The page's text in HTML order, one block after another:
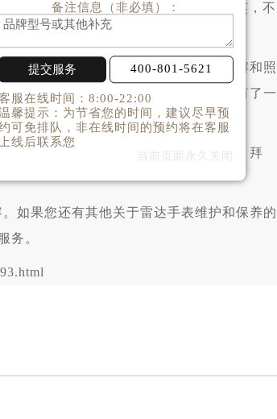
啊，它有自己的想法。”哈哈，开个玩笑，不
时候就需要专业人员来诊断了。
但也给了我们一个机会去更好地了解和照
信赖的手表陪伴左右，那感觉就跟拥有了一
一样，永远保持精准。咱们下次见，拜
如果您还有其他关于雷达手表维护和保养的
务。
备注信息（非必填）：
提交服务 400-801-5621
服在线时间：8:00-22:00
馨提示：为节省您的时间，建议尽早预
可免排队，非在线时间的预约将在客服
线后联系您
当前页面永久关闭